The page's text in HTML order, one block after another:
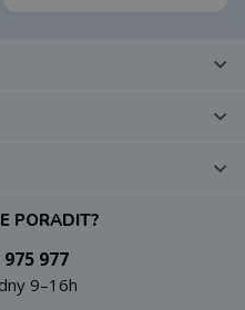
PORADIT?
977
9–16h